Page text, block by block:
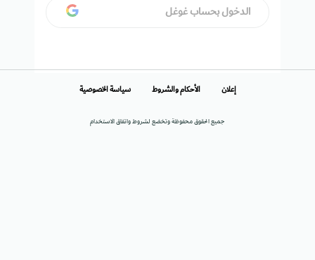
الدخول بحساب غوغل
جميع الحقوق محفوظة وتخضع لشروط واتفاق الاستخدام
إعلان الأحكام والشروط سياسة الخصوصية